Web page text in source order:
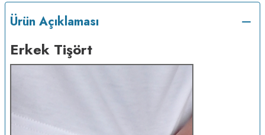
Ürün Açıklaması
Erkek Tişört